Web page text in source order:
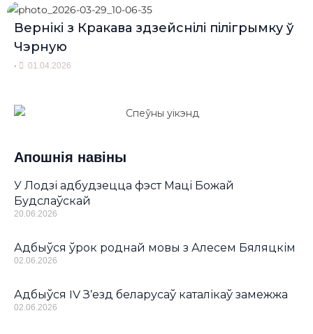
Вернікі з Кракава здзейснілі пілігрымку ў
Чэрную
• 01.04.2026
Апошнія навіны
У Лодзі адбудзецца фэст Маці Божай
Будслаўскай
20.06.2026
Адбыўся ўрок роднай мовы з Алесем Бяляцкім
02.06.2026
Адбыўся IV З’езд беларусаў каталікаў замежжа
02.06.2026